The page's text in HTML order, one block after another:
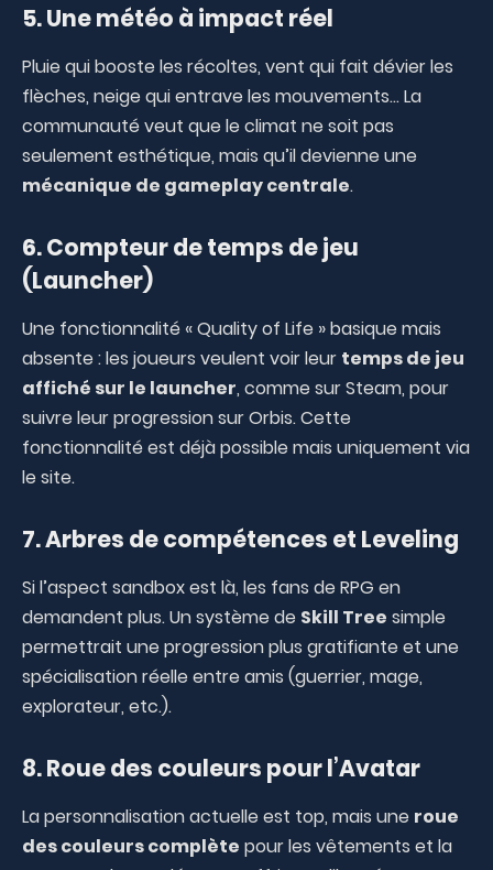
5. Une météo à impact réel
Pluie qui booste les récoltes, vent qui fait dévier les
flèches, neige qui entrave les mouvements… La
communauté veut que le climat ne soit pas
seulement esthétique, mais qu’il devienne une
mécanique de gameplay centrale.
6. Compteur de temps de jeu
(Launcher)
Une fonctionnalité « Quality of Life » basique mais
absente : les joueurs veulent voir leur temps de jeu
affiché sur le launcher, comme sur Steam, pour
suivre leur progression sur Orbis. Cette
fonctionnalité est déjà possible mais uniquement via
le site.
7. Arbres de compétences et Leveling
Si l’aspect sandbox est là, les fans de RPG en
demandent plus. Un système de Skill Tree simple
permettrait une progression plus gratifiante et une
spécialisation réelle entre amis (guerrier, mage,
explorateur, etc.).
8. Roue des couleurs pour l’Avatar
La personnalisation actuelle est top, mais une roue
des couleurs complète pour les vêtements et la